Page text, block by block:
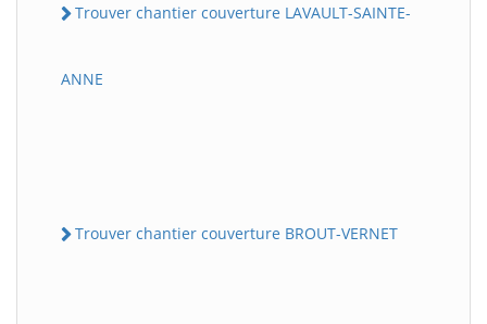
Trouver chantier couverture LAVAULT-SAINTE-
ANNE
Trouver chantier couverture BROUT-VERNET